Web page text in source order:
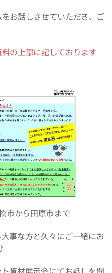
お話しさせていただき、ご
の上部に記しております
から田原市まで
事な方と久々にご一緒にお